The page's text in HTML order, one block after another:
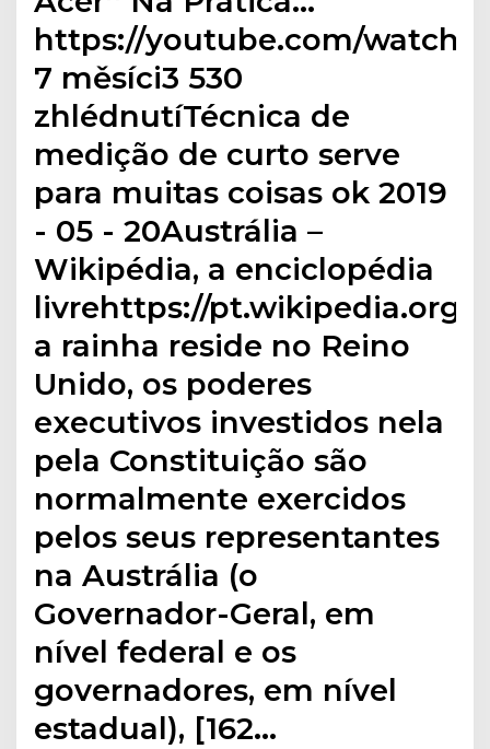
https://youtube.com/
7 měsíci3 530
zhlédnutíTécnica de
medição de curto serve
para muitas coisas ok 2019
- 05 - 20Austrália –
Wikipédia, a enciclopédia
livrehttps://pt.wikipedia.org/
a rainha reside no Reino
Unido, os poderes
executivos investidos nela
pela Constituição são
normalmente exercidos
pelos seus representantes
na Austrália (o
Governador-Geral, em
nível federal e os
governadores, em nível
estadual), [162…